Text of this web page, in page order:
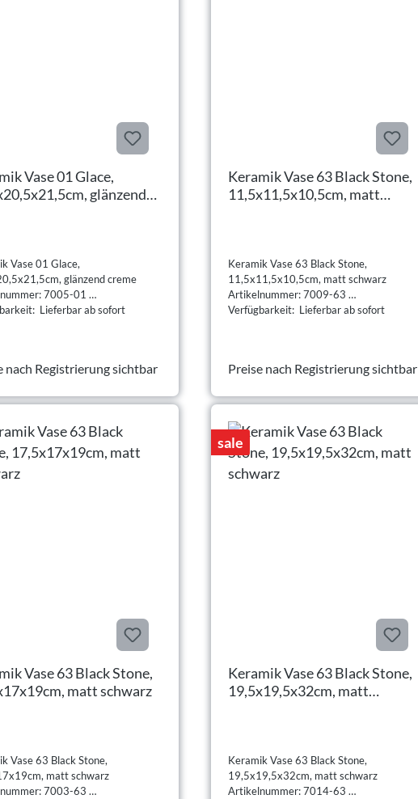
Vase 01 Glace,
glänzend
Vase 01 Glace,
glänzend creme
7005-01
Lieferbar ab sofort
nach Registrierung sichtbar
Keramik Vase 63 Black Stone,
11,5x11,5x10,5cm, matt
Keramik Vase 63 Black Stone,
11,5x11,5x10,5cm, matt schwarz
Artikelnummer: 7009-63
Verfügbarkeit: Lieferbar ab sofort
Preise nach Registrierung sichtbar
Vase 63 Black Stone,
matt schwarz
Vase 63 Black Stone,
matt schwarz
7003-63
sale
Keramik Vase 63 Black Stone,
19,5x19,5x32cm, matt
Keramik Vase 63 Black Stone,
19,5x19,5x32cm, matt schwarz
Artikelnummer: 7014-63